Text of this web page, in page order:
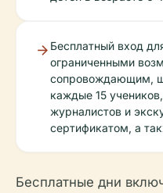
Бесплатный вход
ограниченными
сопровождающим,
каждые 15
журналистов и
сертификатом, а
Бесплатные дни